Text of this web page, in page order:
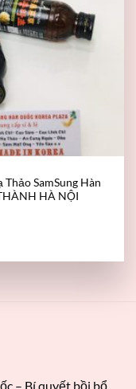
SamSung Hàn
HÀ NỘI
– Bí quyết bồi bổ